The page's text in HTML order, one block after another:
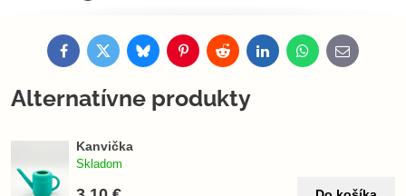
FacebookTwitterBlueskyPinterestRedditLinkedInWhatsApp
E-
mail
Alternatívne produkty
Kanvička
Skladom